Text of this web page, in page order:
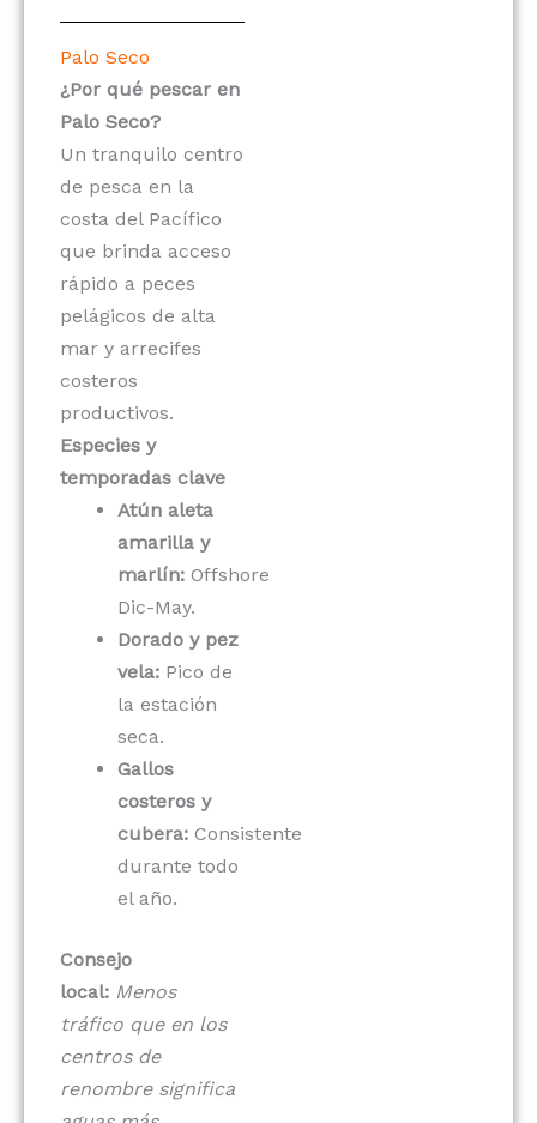
Palo Seco
¿Por qué pescar en
Palo Seco?
Un tranquilo centro
de pesca en la
costa del Pacífico
que brinda acceso
rápido a peces
pelágicos de alta
mar y arrecifes
costeros
productivos.
Especies y
temporadas clave
Atún aleta
amarilla y
marlín: Offshore
Dic-May.
Dorado y pez
vela: Pico de
la estación
seca.
Gallos
costeros y
cubera: Consistente
durante todo
el año.
Consejo
local: Menos
tráfico que en los
centros de
renombre significa